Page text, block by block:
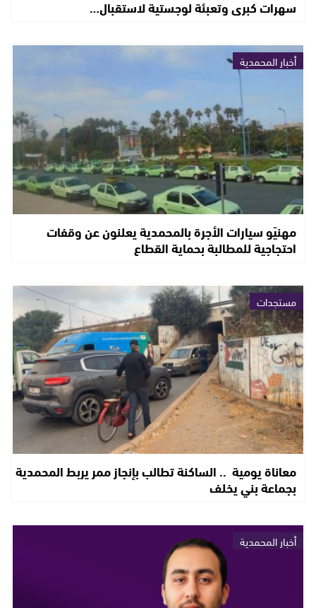
سهرات كبرى وتعبئة لوجستية لاستقبال…
أخبار المحمدية
مهنيّو سيارات الأجرة بالمحمدية يعلنون عن وقفات
احتجاجية للمطالبة بحماية القطاع
مستجدات
معاناة يومية .. الساكنة تطالب بإنجاز ممر يربط المحمدية
بجماعة بني يخلف
أخبار المحمدية